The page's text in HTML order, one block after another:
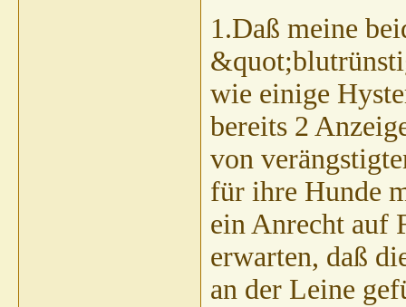
1.Daß meine
wie einige
bereits 2
von
für ihre Hunde
ein Anrecht auf
erwarten, daß
an der Leine